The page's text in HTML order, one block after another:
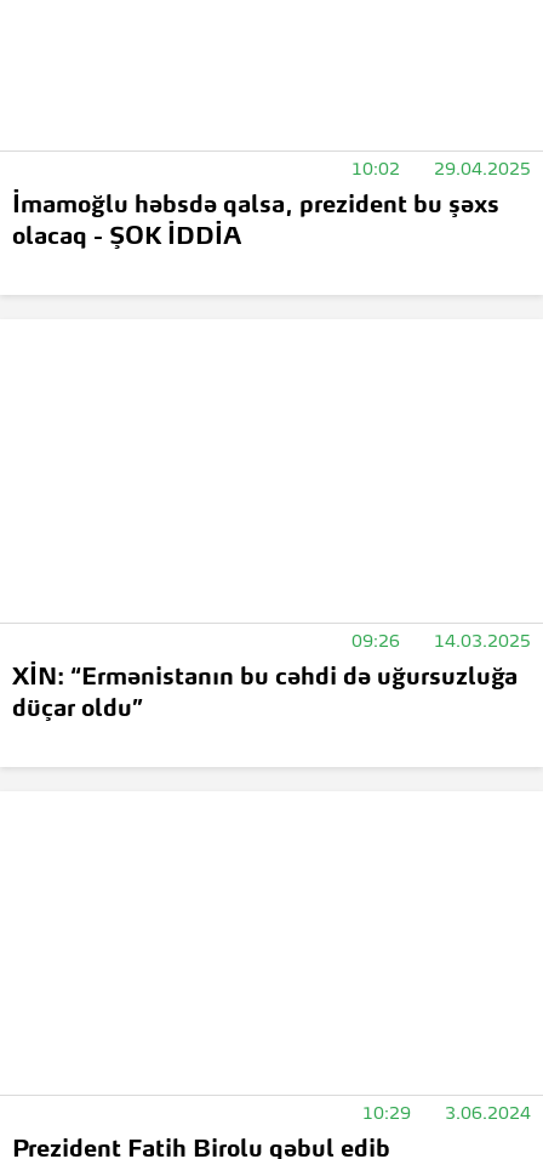
10:02 29.04.2025
İmamoğlu həbsdə qalsa, prezident bu şəxs
olacaq - ŞOK İDDİA
09:26 14.03.2025
XİN: “Ermənistanın bu cəhdi də uğursuzluğa
düçar oldu”
10:29 3.06.2024
Prezident Fatih Birolu qəbul edib